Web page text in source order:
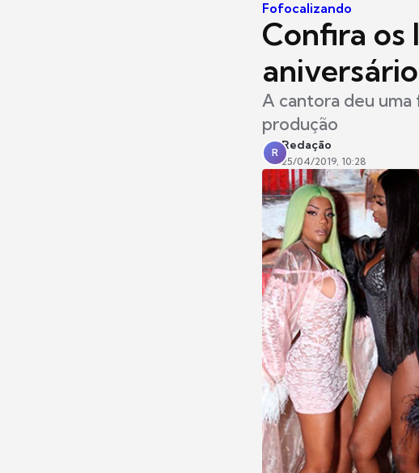
Fofocalizando
Confira os
A cantora deu uma
produção
R
Redação
25/04/2019, 10:28